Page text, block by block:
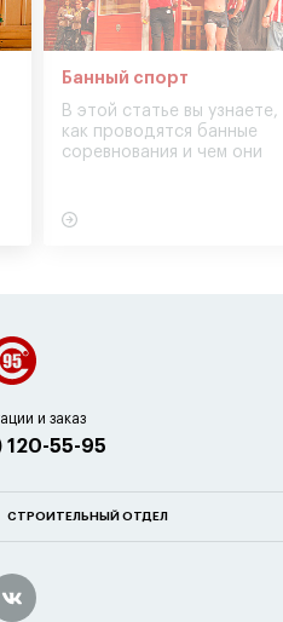
Банный спорт
В этой статье вы узнаете,
как проводятся банные
соревнования и чем они
и заказ
120-55-95
СТРОИТЕЛЬНЫЙ ОТДЕЛ